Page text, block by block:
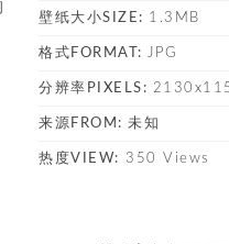
壁纸大小SIZE: 1.3MB
格式FORMAT: JPG
分辨率PIXELS:
来源FROM: 未知
热度VIEW: 350 Views